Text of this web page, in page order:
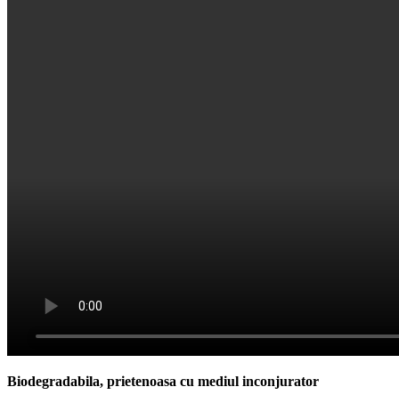
Biodegradabila, prietenoasa cu mediul inconjurator